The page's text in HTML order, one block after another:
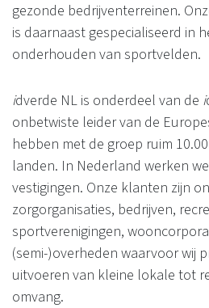
gezonde bedrijventerreinen.
is daarnaast gespecialiseerd in
onderhouden van sportvelden.
idverde NL is onderdeel van de i
onbetwiste leider van de
hebben met de groep ruim
landen. In Nederland werken
vestigingen. Onze klanten zijn
zorgorganisaties, bedrijven,
sportverenigingen,
(semi-)overheden waarvoor wij
uitvoeren van kleine lokale tot
omvang.